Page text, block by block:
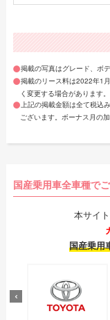
掲載の写真はグレード、ボ
掲載のリース料は2022年1
く変更する場合があります。
上記の掲載金額は全て税込
ございます。ボーナス月の
国産乗用車全車種で
本サイ
国産乗用